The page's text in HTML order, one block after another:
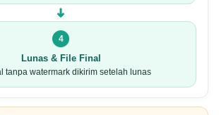
➜
4
Lunas & File Final
tanpa watermark dikirim setelah lunas